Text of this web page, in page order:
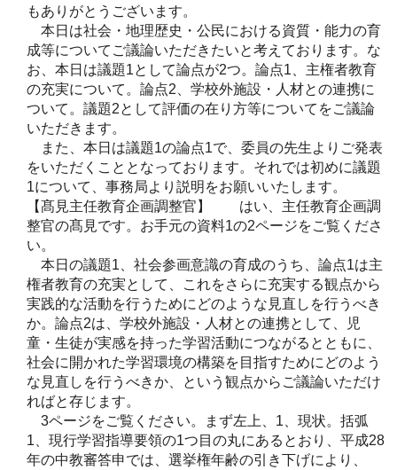
もありがとうございます。
本日は社会・地理歴史・公民における資質・能力の育
成等についてご議論いただきたいと考えております。な
お、本日は議題1として論点が2つ。論点1、主権者教育
の充実について。論点2、学校外施設・人材との連携に
ついて。議題2として評価の在り方等についてをご議論
いただきます。
また、本日は議題1の論点1で、委員の先生よりご発表
をいただくこととなっております。それでは初めに議題
1について、事務局より説明をお願いいたします。
【髙見主任教育企画調整官】 はい、主任教育企画調
整官の髙見です。お手元の資料1の2ページをご覧くださ
い。
本日の議題1、社会参画意識の育成のうち、論点1は主
権者教育の充実として、これをさらに充実する観点から
実践的な活動を行うためにどのような見直しを行うべき
か。論点2は、学校外施設・人材との連携として、児
童・生徒が実感を持った学習活動につながるとともに、
社会に開かれた学習環境の構築を目指すためにどのよう
な見直しを行うべきか、という観点からご議論いただけ
ればと存じます。
3ページをご覧ください。まず左上、1、現状。括弧
1、現行学習指導要領の1つ目の丸にあるとおり、平成28
年の中教審答申では、選挙権年齢の引き下げにより、